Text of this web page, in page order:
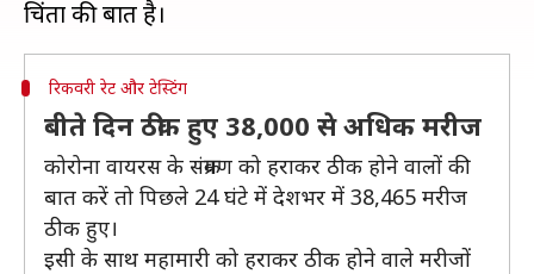
रिकवरी रेट और टेस्टिंग
बीते दिन ठीक हुए 38,000 से अधिक मरीज
कोरोना वायरस के संक्रमण को हराकर ठीक होने वालों की
बात करें तो पिछले 24 घंटे में देशभर में 38,465 मरीज
ठीक हुए।
इसी के साथ महामारी को हराकर ठीक होने वाले मरीजों